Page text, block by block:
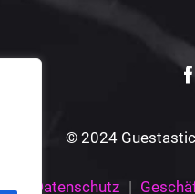
© 2024
Datenschutz